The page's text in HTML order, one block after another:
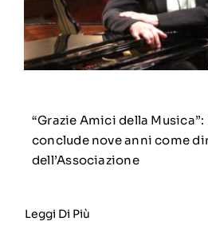
“Grazie Amici della
conclude nove anni come
dell’Associazione
Leggi Di Più